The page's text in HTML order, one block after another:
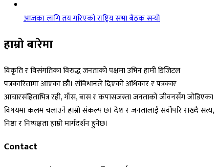
आजका लागि तय गरिएको राष्ट्रिय सभा बैठक सर्‍यो
हाम्रो बारेमा
विकृति र विसंगतिका विरुद्ध जनताको पक्षमा उभिन हामी डिजिटल
पत्रकारितामा आएका छौं। संविधानले दिएको अधिकार र पत्रकार
आचारसंहिताभित्र रही, गाँस, बास र कपासजस्ता जनताको जीवनसँग जोडिएका
विषयमा कलम चलाउने हाम्रो संकल्प छ। देश र जनतालाई सर्वोपरि राख्दै सत्य,
निष्ठा र निष्पक्षता हाम्रो मार्गदर्शन हुनेछ।
Contact